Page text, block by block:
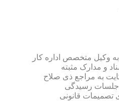
وکیل متخصص اداره کار
و مدارک مثبته
به مراجع ذی صلاح
رسیدگی
تصمیمات قانونی